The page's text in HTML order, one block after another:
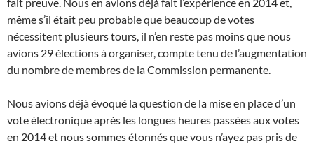
même s’il était peu probable que beaucoup de votes
nécessitent plusieurs tours, il n’en reste pas moins que nous
avions 29 élections à organiser, compte tenu de l’augmentation
du nombre de membres de la Commission permanente.
Nous avions déjà évoqué la question de la mise en place d’un
vote électronique après les longues heures passées aux votes
en 2014 et nous sommes étonnés que vous n’ayez pas pris de